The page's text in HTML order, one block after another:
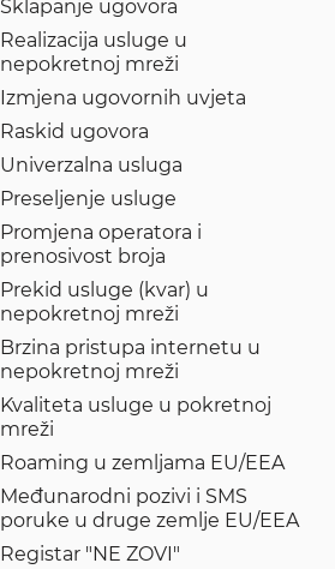
Sklapanje ugovora
Realizacija usluge u
nepokretnoj mreži
Izmjena ugovornih uvjeta
Raskid ugovora
Univerzalna usluga
Preseljenje usluge
Promjena operatora i
prenosivost broja
Prekid usluge (kvar) u
nepokretnoj mreži
Brzina pristupa internetu u
nepokretnoj mreži
Kvaliteta usluge u pokretnoj
mreži
Roaming u zemljama EU/EEA
Međunarodni pozivi i SMS
poruke u druge zemlje EU/EEA
Registar "NE ZOVI"